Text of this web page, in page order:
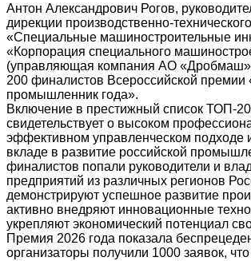
Антон Александрович Рогов,
дирекции производственно-
«Специальные машиностроительные
«Корпорация специального
(управляющая компания АО
200 финалистов Всероссийской
промышленник года».
Включение в престижный список ТОП-
свидетельствует о высоком
эффективном управленческом подходе
вкладе в развитие российской
финалистов попали руководители и
предприятий из различных регионов
демонстрируют успешное развитие
активно внедряют инновационные
укрепляют экономический потенциал
Премия 2026 года показала
организаторы получили 1000 заявок,